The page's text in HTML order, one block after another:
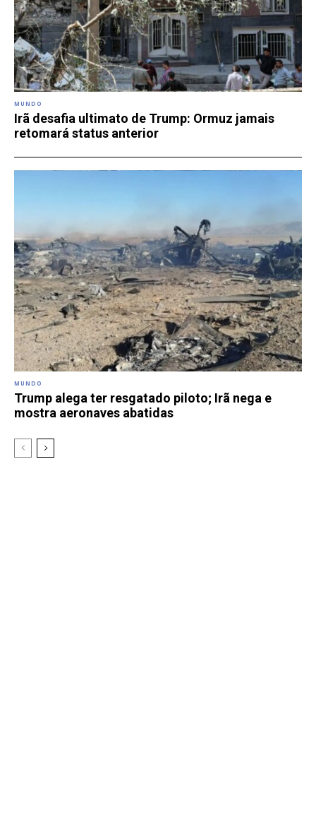
MUNDO
Irã desafia ultimato de Trump: Ormuz jamais
retomará status anterior
MUNDO
Trump alega ter resgatado piloto; Irã nega e
mostra aeronaves abatidas